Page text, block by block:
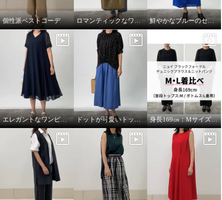
個性派ベストコーデ ロマンティックなワンピースを羽織って 鮮やかなブルーのセットアップコーデ。
エレガントなワンピースにカジュアルな小物を合わせて。 ドットが可愛いトップスをメインに。 身長169㎝：MサイズとLサイズを着比べ